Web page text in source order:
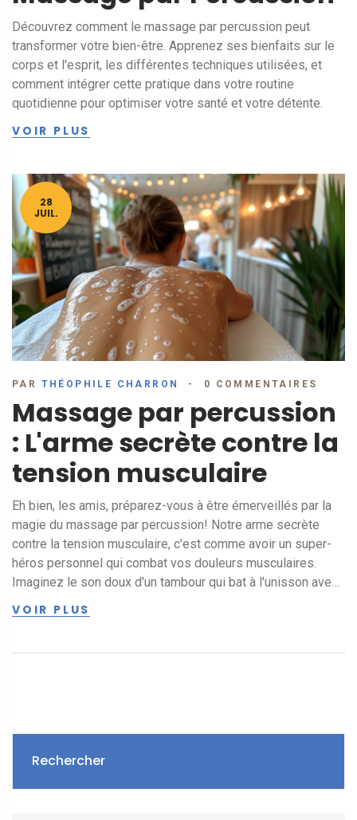
Découvrez comment le massage par percussion peut
transformer votre bien-être. Apprenez ses bienfaits sur le
corps et l'esprit, les différentes techniques utilisées, et
comment intégrer cette pratique dans votre routine
quotidienne pour optimiser votre santé et votre détente.
VOIR PLUS
28
JUIL.
PAR THÉOPHILE CHARRON 0 COMMENTAIRES
Massage par percussion
: L'arme secrète contre la
tension musculaire
Eh bien, les amis, préparez-vous à être émerveillés par la
magie du massage par percussion! Notre arme secrète
contre la tension musculaire, c'est comme avoir un super-
héros personnel qui combat vos douleurs musculaires.
Imaginez le son doux d'un tambour qui bat à l'unisson avec
comme un chat qui ronronne de satisfaction. Oui, c'est aussi
VOIR PLUS
Rechercher